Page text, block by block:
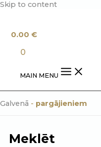
Skip to content
0.00 €
0
MAIN MENU
Galvenā - pargājieniem
Meklēt